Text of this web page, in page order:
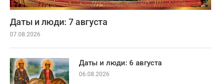
Даты и люди: 7 августа
07.08.2026
Даты и люди: 6 августа
06.08.2026